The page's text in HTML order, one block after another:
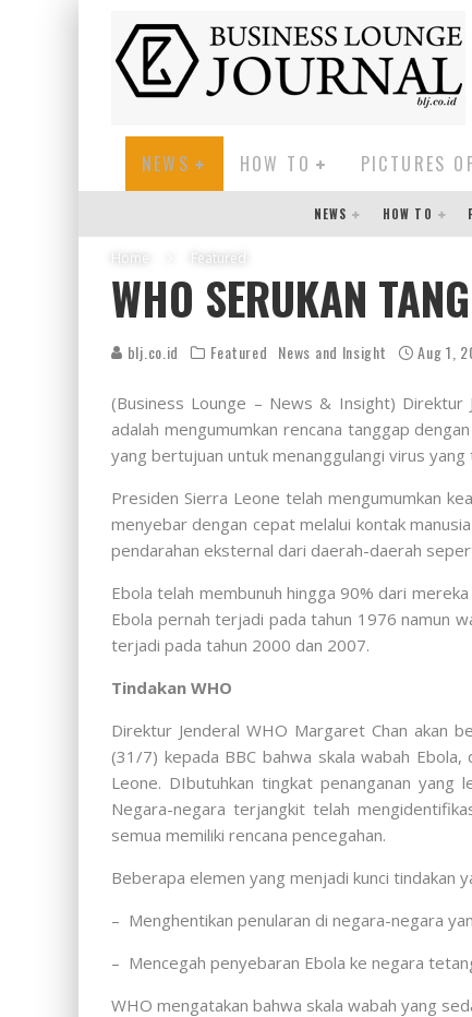
NEWS HOW TO PICTURES
NEWS HOW TO
Home Featured
WHO SERUKAN
blj.co.id Featured News and Insight Aug 1,
(Business Lounge – News & Insight) Direktur
adalah mengumumkan rencana tanggap
yang bertujuan untuk menanggulangi virus
Presiden Sierra Leone telah mengumumkan
menyebar dengan cepat melalui kontak
pendarahan eksternal dari daerah-daerah
Ebola telah membunuh hingga 90% dari
Ebola pernah terjadi pada tahun 1976 namun
terjadi pada tahun 2000 dan 2007.
Tindakan WHO
Direktur Jenderal WHO Margaret Chan akan
(31/7) kepada BBC bahwa skala wabah
Leone. DIbutuhkan tingkat penanganan yang
Negara-negara terjangkit telah
semua memiliki rencana pencegahan.
Beberapa elemen yang menjadi kunci tindakan
– Menghentikan penularan di negara-negara
– Mencegah penyebaran Ebola ke negara
WHO mengatakan bahwa skala wabah yang